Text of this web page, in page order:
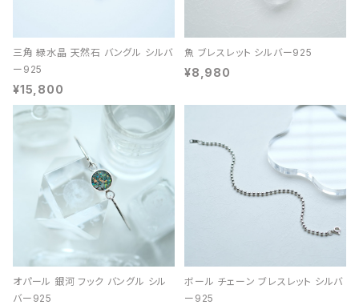
三角 緑水晶 天然石 バングル シルバ
ー925
¥15,800
魚 ブレスレット シルバー925
¥8,980
オパール 銀河 フック バングル シル
バー925
ボール チェーン ブレスレット シルバ
ー925